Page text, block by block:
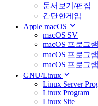
문서보기/편집
간단한게임
Apple macOS
macOS SV
macOS 프로그
macOS 프로그
macOS 프로그
GNU/Linux
Linux Server
Linux Program
Linux Site